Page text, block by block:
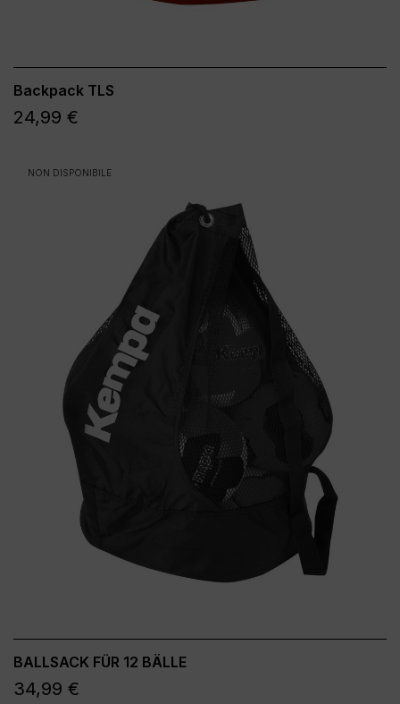
Backpack TLS
24,99 €
NON DISPONIBILE
BALLSACK FÜR 12 BÄLLE
34,99 €